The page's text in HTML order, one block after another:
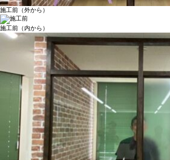
施工前（外から）
施工前（内から）